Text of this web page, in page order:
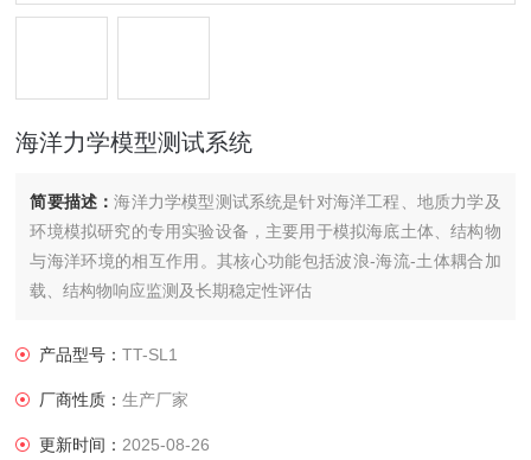
海洋力学模型测试系统
简要描述：海洋力学模型测试系统是针对海洋工程、地质力学及
环境模拟研究的专用实验设备，主要用于模拟海底土体、结构物
与海洋环境的相互作用。其核心功能包括波浪-海流-土体耦合加
载、结构物响应监测及长期稳定性评估
产品型号：TT-SL1
厂商性质：生产厂家
更新时间： 2025-08-26